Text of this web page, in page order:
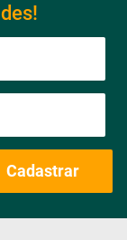
Cadastrar